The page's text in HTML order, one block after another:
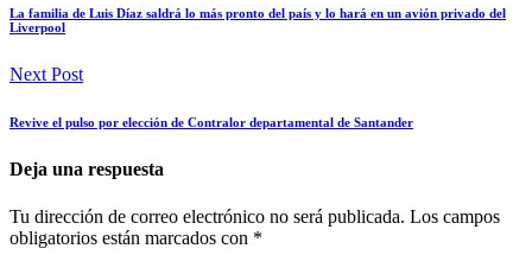
La familia de Luis Díaz saldrá lo más pronto del país y lo hará en un avión privado del
Liverpool
Next Post
Revive el pulso por elección de Contralor departamental de Santander
Deja una respuesta
Tu dirección de correo electrónico no será publicada. Los campos
obligatorios están marcados con *